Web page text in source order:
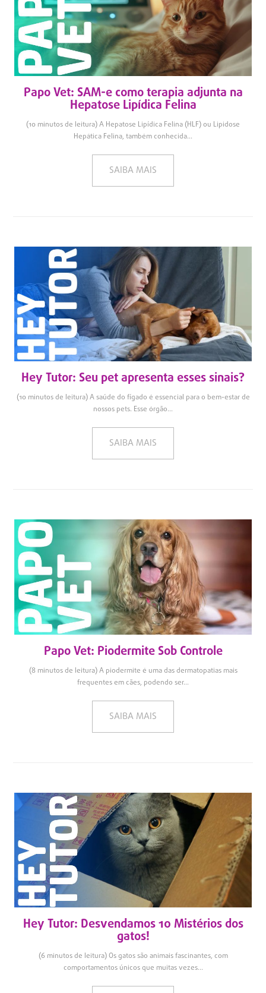
Papo Vet: SAM-e como terapia adjunta na
Hepatose Lipídica Felina
(10 minutos de leitura) A Hepatose Lipídica Felina (HLF) ou Lipidose
Hepática Felina, também conhecida...
SAIBA MAIS
Hey Tutor: Seu pet apresenta esses sinais?
(10 minutos de leitura) A saúde do fígado é essencial para o bem-estar de
nossos pets. Esse órgão...
SAIBA MAIS
Papo Vet: Piodermite Sob Controle
(8 minutos de leitura) A piodermite é uma das dermatopatias mais
frequentes em cães, podendo ser...
SAIBA MAIS
Hey Tutor: Desvendamos 10 Mistérios dos
gatos!
(6 minutos de leitura) Os gatos são animais fascinantes, com
comportamentos únicos que muitas vezes...